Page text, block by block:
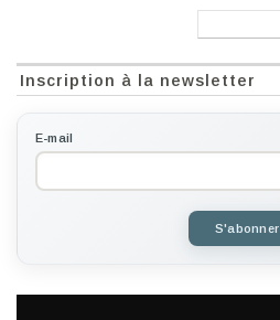
Inscription à la newsletter
E-mail
S'abonner